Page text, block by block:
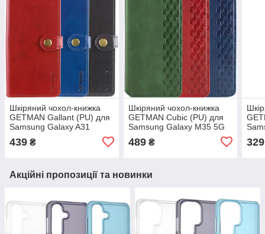
Шкіряний чохол-книжка
GETMAN Gallant (PU) для
Samsung Galaxy A31
439 ₴
Шкіряний чохол-книжка
GETMAN Cubic (PU) для
Samsung Galaxy M35 5G
489₴ 329
Акційні пропозиції та новинки